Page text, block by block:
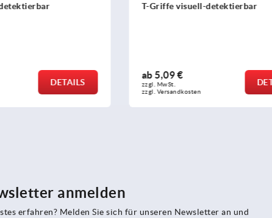
DETAILS
Flügelgriffe für Schrauben mit
ab 0,97 €
zzgl. MwSt.
zzgl. Versandkosten
anmelden
erfahren? Melden Sie sich für unseren Newsletter an und